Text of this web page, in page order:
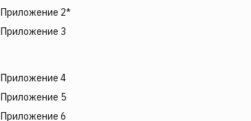
Приложение 2*
Приложение 3
Приложение 4
Приложение 5
Приложение 6